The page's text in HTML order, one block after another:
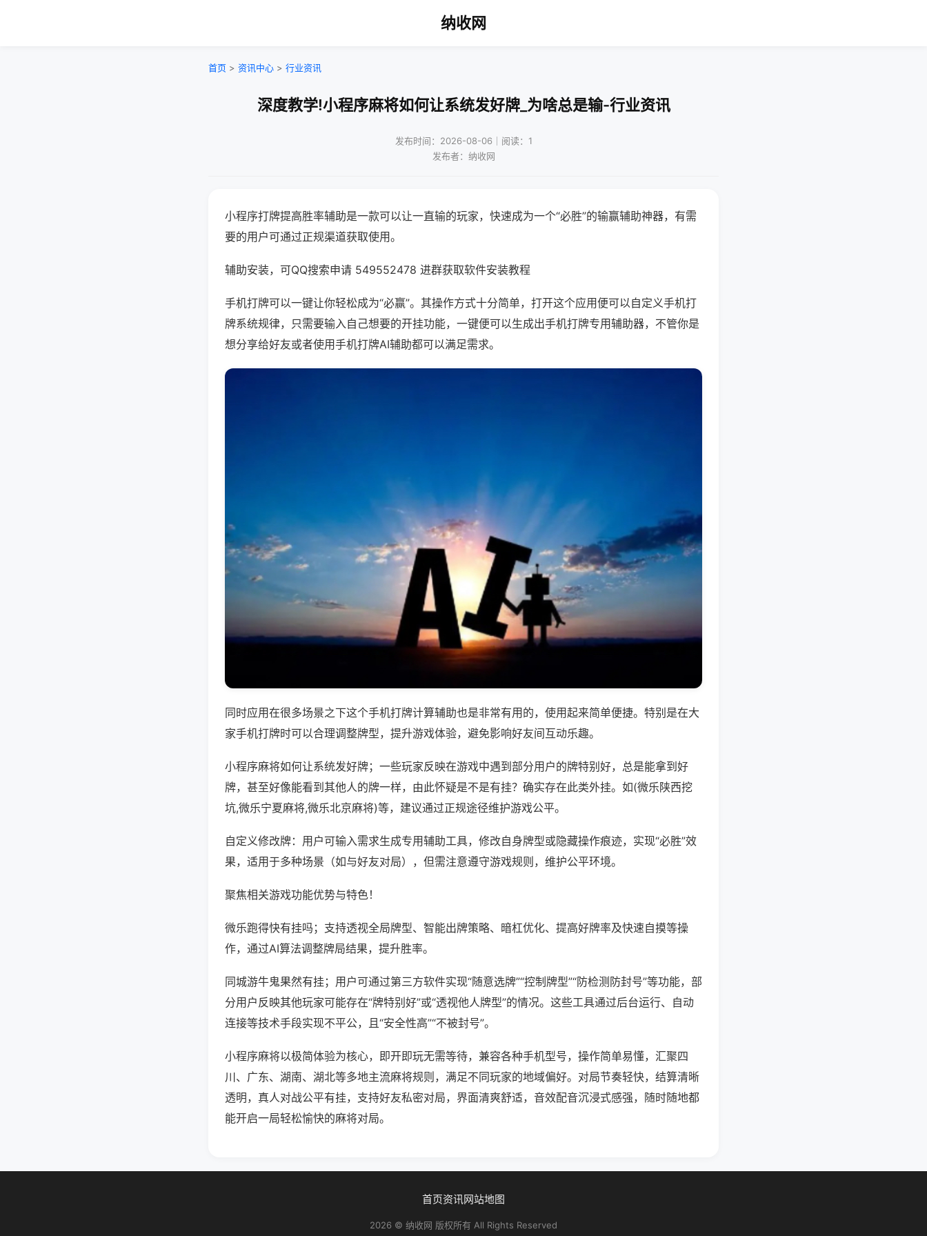
纳收网
首页 > 资讯中心 > 行业资讯
深度教学!小程序麻将如何让系统发好牌_为啥总是输-行业资讯
发布时间：2026-08-06｜阅读：1
发布者：纳收网
小程序打牌提高胜率辅助是一款可以让一直输的玩家，快速成为一个“必胜”的输赢辅助神器，有需
要的用户可通过正规渠道获取使用。
辅助安装，可QQ搜索申请 549552478 进群获取软件安装教程
手机打牌可以一键让你轻松成为“必赢”。其操作方式十分简单，打开这个应用便可以自定义手机打
牌系统规律，只需要输入自己想要的开挂功能，一键便可以生成出手机打牌专用辅助器，不管你是
想分享给好友或者使用手机打牌AI辅助都可以满足需求。
同时应用在很多场景之下这个手机打牌计算辅助也是非常有用的，使用起来简单便捷。特别是在大
家手机打牌时可以合理调整牌型，提升游戏体验，避免影响好友间互动乐趣。
小程序麻将如何让系统发好牌；一些玩家反映在游戏中遇到部分用户的牌特别好，总是能拿到好
牌，甚至好像能看到其他人的牌一样，由此怀疑是不是有挂？确实存在此类外挂。如(微乐陕西挖
坑,微乐宁夏麻将,微乐北京麻将)等，建议通过正规途径维护游戏公平。
自定义修改牌：用户可输入需求生成专用辅助工具，修改自身牌型或隐藏操作痕迹，实现“必胜”效
果，适用于多种场景（如与好友对局），但需注意遵守游戏规则，维护公平环境。
聚焦相关游戏功能优势与特色！
微乐跑得快有挂吗；支持透视全局牌型、智能出牌策略、暗杠优化、提高好牌率及快速自摸等操
作，通过AI算法调整牌局结果，提升胜率。
同城游牛鬼果然有挂；用户可通过第三方软件实现“随意选牌”“控制牌型”“防检测防封号”等功能，部
分用户反映其他玩家可能存在“牌特别好”或“透视他人牌型”的情况。这些工具通过后台运行、自动
连接等技术手段实现不平公，且“安全性高”“不被封号”。
小程序麻将以极简体验为核心，即开即玩无需等待，兼容各种手机型号，操作简单易懂，汇聚四
川、广东、湖南、湖北等多地主流麻将规则，满足不同玩家的地域偏好。对局节奏轻快，结算清晰
透明，真人对战公平有挂，支持好友私密对局，界面清爽舒适，音效配音沉浸式感强，随时随地都
能开启一局轻松愉快的麻将对局。
首页资讯网站地图
2026 © 纳收网 版权所有 All Rights Reserved